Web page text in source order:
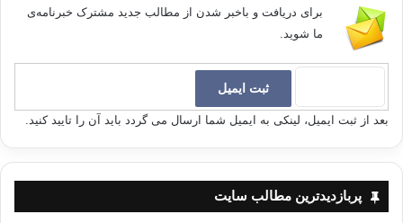
برای دریافت و باخبر شدن از مطالب جدید مشترک خبرنامه‌ی
ما شوید.
بعد از ثبت ایمیل، لینکی به ایمیل شما ارسال می گردد باید آن را تایید کنید.
پربازدیدترین مطالب سایت